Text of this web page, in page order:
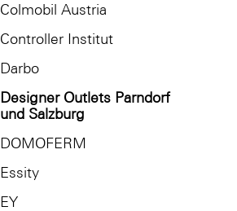
Colmobil Austria
Controller Institut
Darbo
Designer Outlets Parndorf
und Salzburg
DOMOFERM
Essity
EY